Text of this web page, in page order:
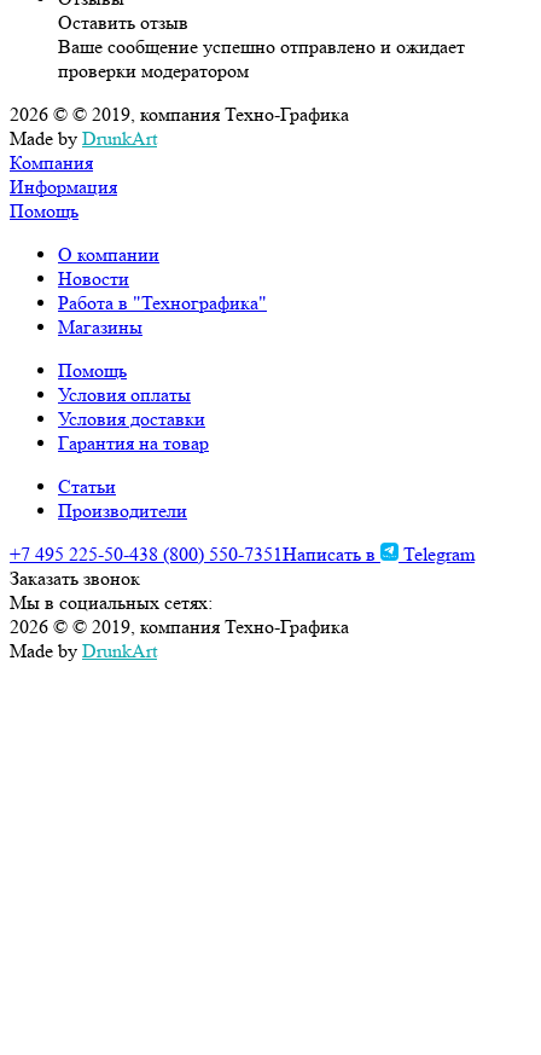
Оставить отзыв
Ваше сообщение успешно отправлено и ожидает
проверки модератором
2026 © © 2019, компания Техно-Графика
Made by DrunkArt
Компания
Информация
Помощь
О компании
Новости
Работа в "Технографика"
Магазины
Помощь
Условия оплаты
Условия доставки
Гарантия на товар
Статьи
Производители
+7 495 225-50-438 (800) 550-7351Написать в
Telegram
Заказать звонок
Мы в социальных сетях:
2026 © © 2019, компания Техно-Графика
Made by DrunkArt